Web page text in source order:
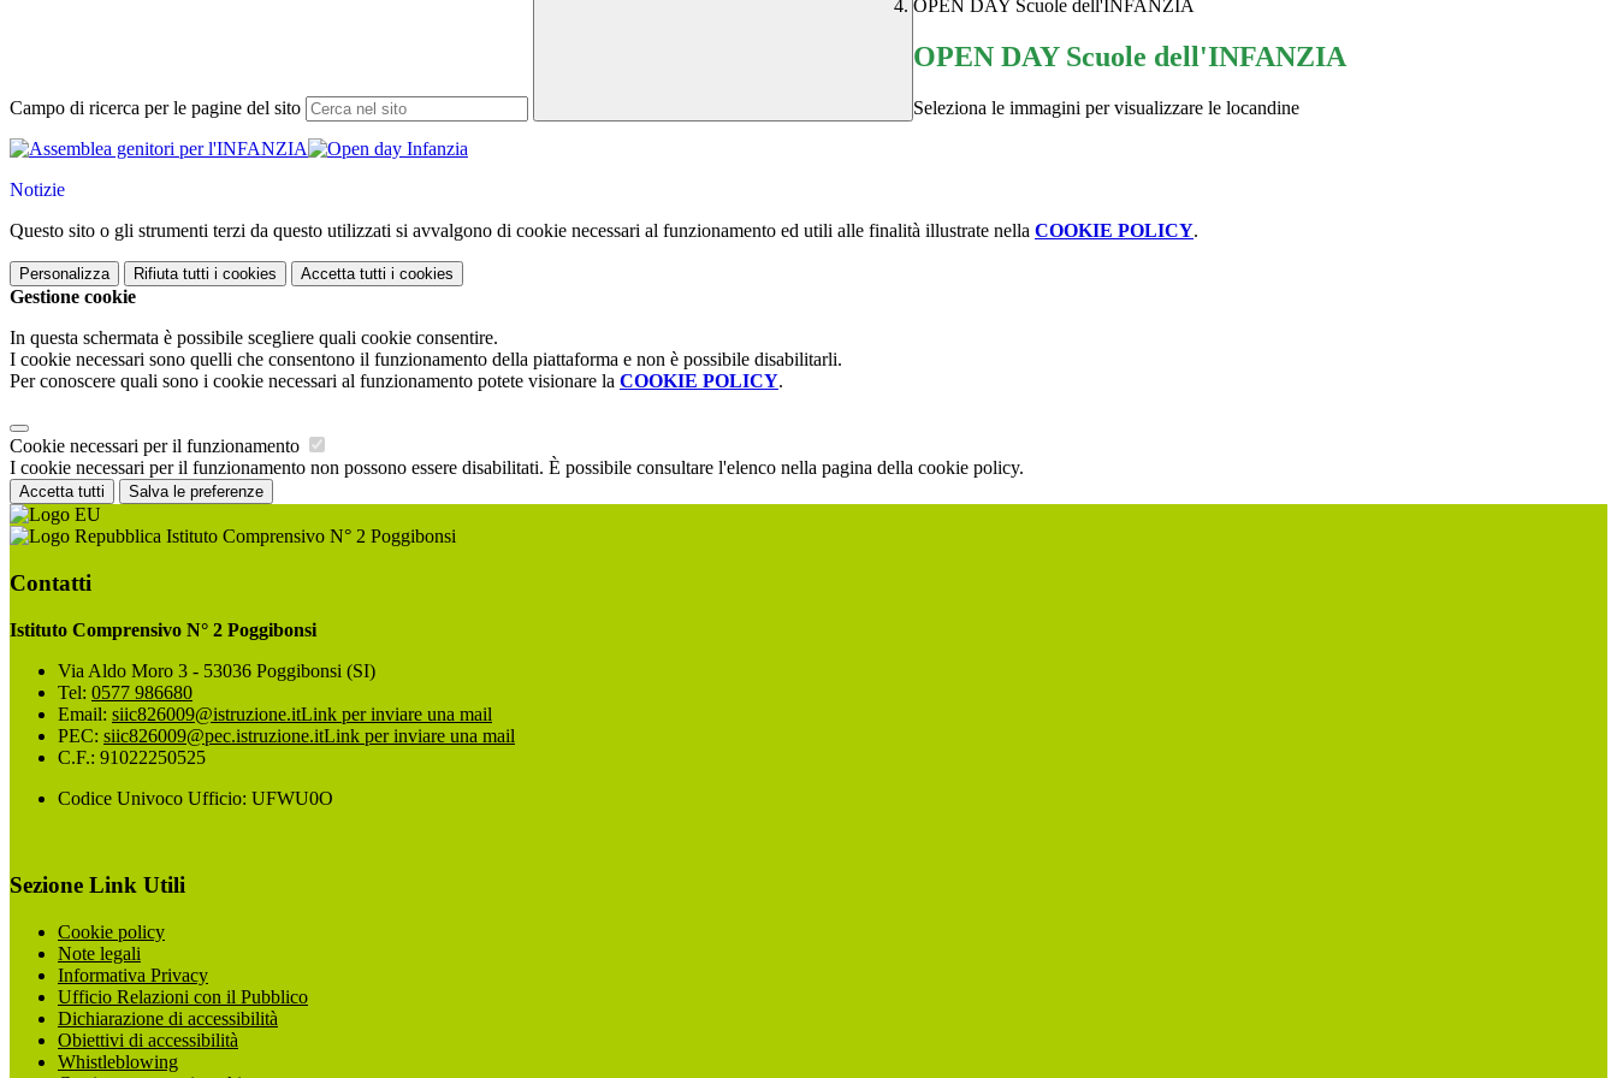
Campo di ricerca per le pagine del sito
OPEN DAY Scuole dell'INFANZIA
OPEN DAY Scuole dell'INFANZIA
Seleziona le immagini per visualizzare le locandine
Notizie
Questo sito o gli strumenti terzi da questo utilizzati si avvalgono di cookie necessari al funzionamento ed utili alle finalità illustrate nella COOKIE POLICY.
Personalizza Rifiuta tutti i cookies Accetta tutti i cookies
Gestione cookie
In questa schermata è possibile scegliere quali cookie consentire.
I cookie necessari sono quelli che consentono il funzionamento della piattaforma e non è possibile disabilitarli.
Per conoscere quali sono i cookie necessari al funzionamento potete visionare la COOKIE POLICY.
Cookie necessari per il funzionamento
I cookie necessari per il funzionamento non possono essere disabilitati. È possibile consultare l'elenco nella pagina della cookie policy.
Accetta tutti Salva le preferenze
Istituto Comprensivo N° 2 Poggibonsi
Contatti
Istituto Comprensivo N° 2 Poggibonsi
Via Aldo Moro 3 - 53036 Poggibonsi (SI)
Tel: 0577 986680
Email: siic826009@istruzione.itLink per inviare una mail
PEC: siic826009@pec.istruzione.itLink per inviare una mail
C.F.: 91022250525
Codice Univoco Ufficio: UFWU0O
Sezione Link Utili
Cookie policy
Note legali
Informativa Privacy
Ufficio Relazioni con il Pubblico
Dichiarazione di accessibilità
Obiettivi di accessibilità
Whistleblowing